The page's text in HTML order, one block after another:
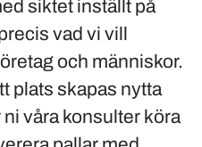
siktet inställt på
vad vi vill
och människor.
plats skapas nytta
våra konsulter köra